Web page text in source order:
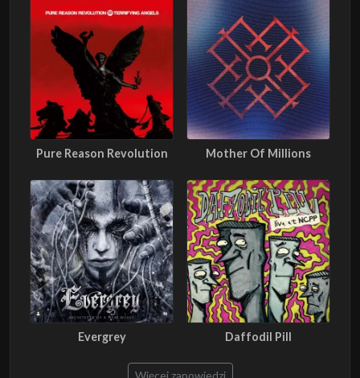
Pure Reason Revolution Mother Of Millions
Evergrey Daffodil Pill
Więcej zapowiedzi